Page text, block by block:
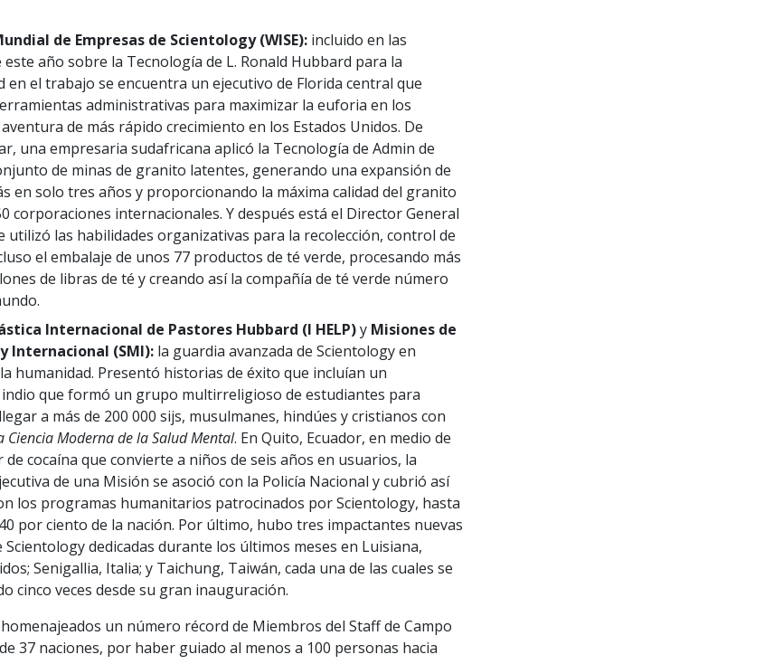
de Empresas de Scientology (WISE): incluido en las
año sobre la Tecnología de L. Ronald Hubbard para la
en el trabajo se encuentra un ejecutivo de Florida central que
administrativas para maximizar la euforia en los
de más rápido crecimiento en los Estados Unidos. De
una empresaria sudafricana aplicó la Tecnología de Admin de
de minas de granito latentes, generando una expansión de
en solo tres años y proporcionando la máxima calidad del granito
corporaciones internacionales. Y después está el Director General
utilizó las habilidades organizativas para la recolección, control de
el embalaje de unos 77 productos de té verde, procesando más
de libras de té y creando así la compañía de té verde número
Internacional de Pastores Hubbard (I HELP)y Misiones de
Internacional (SMI): la guardia avanzada de Scientology en
humanidad. Presentó historias de éxito que incluían un
que formó un grupo multirreligioso de estudiantes para
a más de 200 000 sijs, musulmanes, hindúes y cristianos con
Ciencia Moderna de la Salud Mental. En Quito, Ecuador, en medio de
cocaína que convierte a niños de seis años en usuarios, la
de una Misión se asoció con la Policía Nacional y cubrió así
los programas humanitarios patrocinados por Scientology, hasta
por ciento de la nación. Por último, hubo tres impactantes nuevas
Scientology dedicadas durante los últimos meses en Luisiana,
Senigallia, Italia; y Taichung, Taiwán, cada una de las cuales se
cinco veces desde su gran inauguración.
un número récord de Miembros del Staff de Campo
37 naciones, por haber guiado al menos a 100 personas hacia